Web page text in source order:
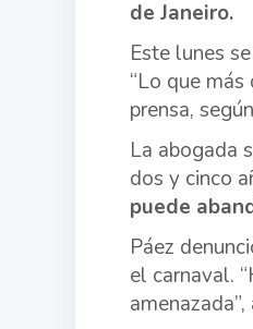
de Janeiro.
Este lunes
“Lo que
prensa,
La abogada
dos y cinco
puede
Páez
el carnaval.